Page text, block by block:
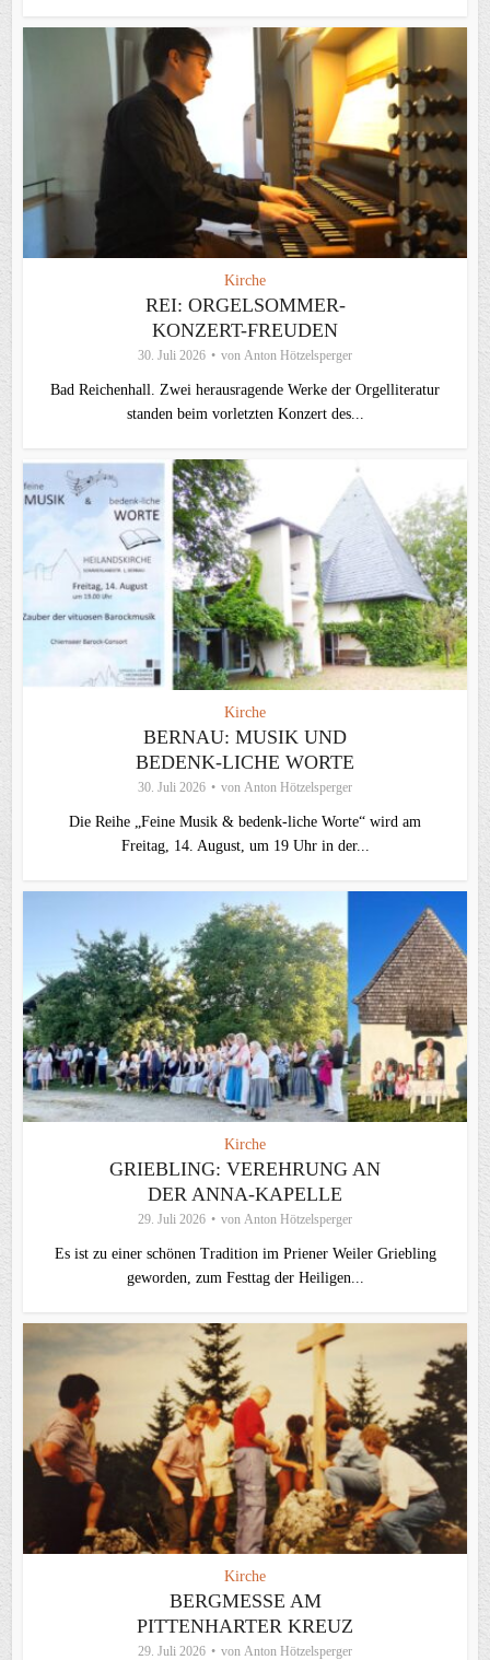
Kirche
REI: ORGELSOMMER-
KONZERT-FREUDEN
30. Juli 2026 von Anton Hötzelsperger
Bad Reichenhall. Zwei herausragende Werke der Orgelliteratur
standen beim vorletzten Konzert des...
Kirche
BERNAU: MUSIK UND
BEDENK-LICHE WORTE
30. Juli 2026 von Anton Hötzelsperger
Die Reihe „Feine Musik & bedenk-liche Worte“ wird am
Freitag, 14. August, um 19 Uhr in der...
Kirche
GRIEBLING: VEREHRUNG AN
DER ANNA-KAPELLE
29. Juli 2026 von Anton Hötzelsperger
Es ist zu einer schönen Tradition im Priener Weiler Griebling
geworden, zum Festtag der Heiligen...
Kirche
BERGMESSE AM
PITTENHARTER KREUZ
29. Juli 2026 von Anton Hötzelsperger